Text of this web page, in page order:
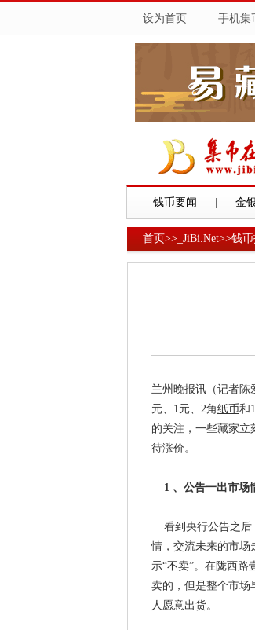
设为首页 手机集
钱币要闻 金
首页>> _JiBi.Net>>钱
兰州晚报讯（记者陈
元、1元、2角纸币和
的关注，一些藏家立
待涨价。
1 、公告一出市场
看到央行公告之后
情，交流未来的市场
示“不卖”。在陇西
卖的，但是整个市场
人愿意出货。